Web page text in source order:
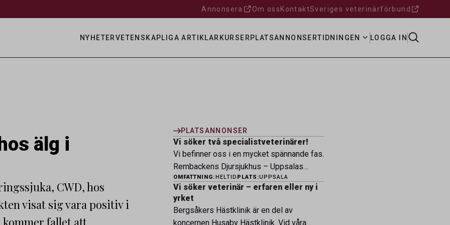
Annonsera Om oss KontaktSveriges veterinärförbund
NYHETERVETENSKAPLIGA ARTIKLAR KURSER PLATSANNONSERTIDNINGEN LOGGA IN
älg i
CWD, hos
visat sig vara positiv i
fallet att
PLATSANNONSER
Vi söker två specialistveterinärer!
Vi befinner oss i en mycket spännande fas.
Rembackens Djursjukhus – Uppsalas
ledande djursjukhus – expanderar nu sin
specialistverksamhet och söker
legitimerade veterinärer med
specialistkompetens som vill vara med
OMFATTNING:HELTID PLATS:UPPSALA
Vi söker veterinär – erfaren eller ny i
yrket
Bergsåkers Hästklinik är en del av
koncernen Husaby Hästklinik. Vid våra